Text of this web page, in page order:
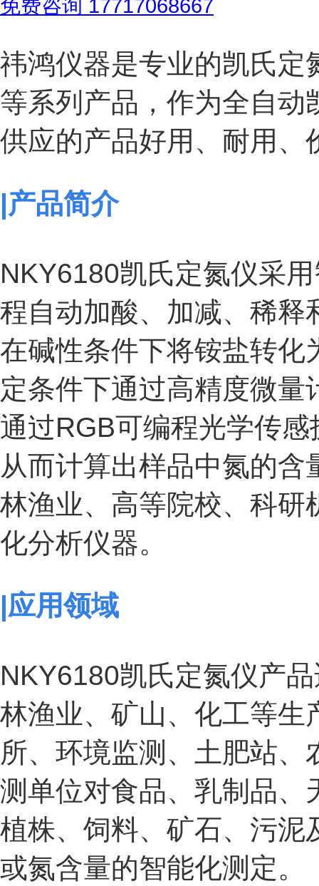
免费咨询 17717068667
祎鸿仪器是专业的凯氏定
等系列产品，作为全自动
供应的产品好用、耐用、
|产品简介
NKY6180凯氏定氮仪采
程自动加酸、加减、稀释
在碱性条件下将铵盐转化
定条件下通过高精度微
通过RGB可编程光学传
从而计算出样品中氮的
林渔业、高等院校、科研
化分析仪器。
|应用领域
NKY6180凯氏定氮仪产
林渔业、矿山、化工等生
所、环境监测、土肥站
测单位对食品、乳制品、
植株、饲料、矿石、污泥
或氮含量的智能化测定。